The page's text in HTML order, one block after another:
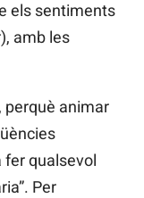
els sentiments
amb les
perquè animar
fer qualsevol
Per